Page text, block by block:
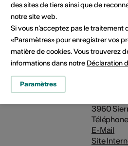
Informations sur
Localisation
Château
Salle de
3960
Organisateur
3960
E-Mail
Site
des sites de tiers ainsi que de
notre site web.
Si vous n’acceptez pas le traitement
«Paramètres» pour enregistrer vos
matière de cookies. Vous trouverez
informations dans notre Déclaration
Paramètres